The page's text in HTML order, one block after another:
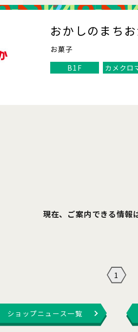
おかしのまち
お菓子
B1F
カメクロ
現在、ご案内できる情報
1
ショップニュース一覧